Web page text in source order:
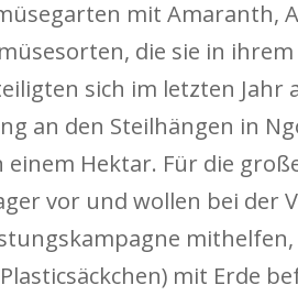
mit Amaranth,
die sie in
sich im letzten Jahr
an den Steilhängen in
einem Hektar. Für die
vor und wollen bei der
mithelfen,
mit Erde